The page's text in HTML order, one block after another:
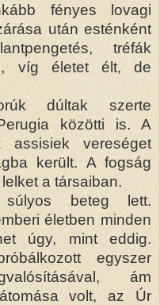
fényes lovagi
után esténként
tréfák
víg életet élt, de
dúltak szerte
közötti is. A
assisiek vereséget
került. A fogság
a társaiban.
súlyos beteg lett.
életben minden
úgy, mint eddig.
egyszer
ám
volt, az Úr